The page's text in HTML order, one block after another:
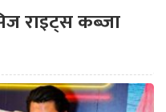
राइट्स कब्जा